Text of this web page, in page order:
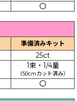
〇
準備済みキット
25ct
1束・1/4量
（50cmカット済み）
〇